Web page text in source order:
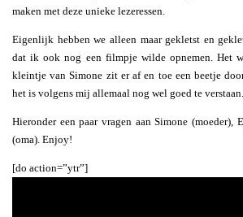
maken met deze unieke lezeressen.
Eigenlijk hebben we alleen maar gekletst en
dat ik ook nog een filmpje wilde opnemen. Het
kleintje van Simone zit er af en toe een beetje
het is volgens mij allemaal nog wel goed te verstaan.
Hieronder een paar vragen aan Simone (moeder),
(oma). Enjoy!
[do action=”ytr”]